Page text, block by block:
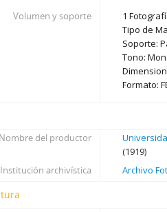
Volumen y soporte
1
Tipo de
Soporte:
Tono:
Formato:
Nombre del productor
(1919)
Institución archivística
Archivo